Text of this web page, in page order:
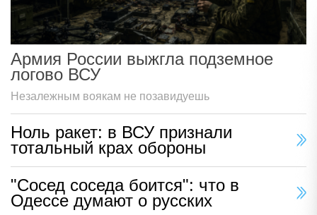
Армия России выжгла подземное
логово ВСУ
Незалежным воякам не позавидуешь
Ноль ракет: в ВСУ признали
тотальный крах обороны
"Сосед соседа боится": что в
Одессе думают о русских